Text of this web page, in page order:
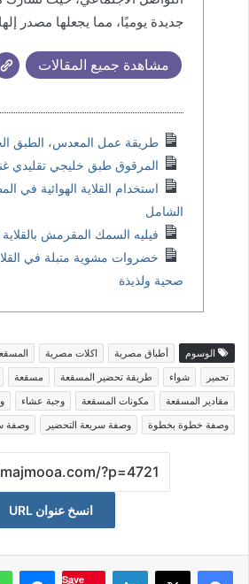
جديدة يوميًا، مما يجعلها مصدر
مشاهدة جميع المقالات
طريقة عمل المعدس، الطبق
المرقوق طبق خليجي تقليدي
استخدام القلاية الهوائية في
الشامل
فيليه السمك المقرمش بالقلاية
خضروات مشوية متبلة في
صحية ولذيذة
الوسوم أطباق مصرية اكلات مصرية
تحمير
شواء طريقة تحضير المسقعة مسقعة
مقادير المسقعة
مكونات المسقعة وجبة عشاء
وصفة خطوة بخطوة
وصفة سريعة التحضير وصفة
انسخ عنوان URL
لينكدإن
Save